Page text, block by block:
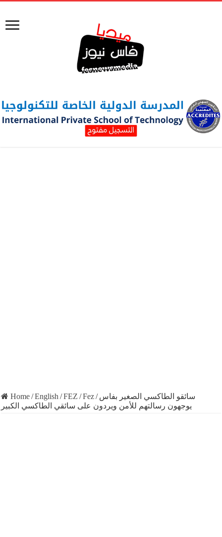
Home/English /FEZ /Fez/ سائقو الطاكسي الصغير بفاس
يوجهون رسالتهم للأمن ويردون على سائقي الطاكسي الكبير